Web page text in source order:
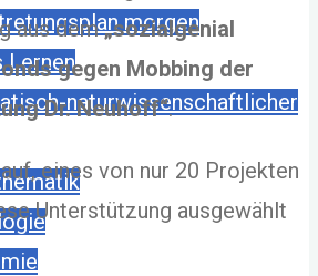
morgen
Lernen
naturwissenschaftlicher
aus dem„sozialgenial
gegen Mobbing der
Dr. Neuhoff“.
eines von nur 20 Projekten
Unterstützung ausgewählt